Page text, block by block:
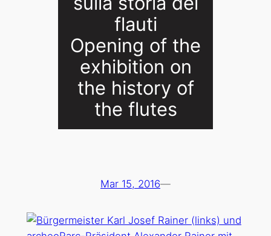
flauti
Opening of the
exhibition on
the history of
the flutes
Mar 15, 2016—